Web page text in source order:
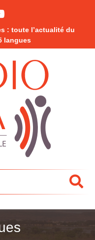
: toute l’actualité du
langues